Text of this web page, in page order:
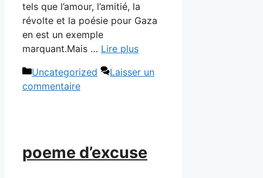
tels que l’amour, l’amitié, la
révolte et la poésie pour Gaza
en est un exemple
marquant.Mais … Lire plus
Catégories
Uncategorized
Laisser un
commentaire
poeme d’excuse